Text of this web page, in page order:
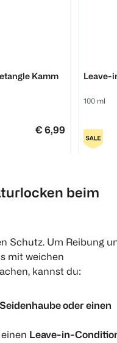
Kamm
€ 6,99
Leave-
100 ml
Ge
Haaröl
beim
Schutz. Um Reibung
mit weichen
kannst du:
Seidenhaube oder einen
Leave-in-